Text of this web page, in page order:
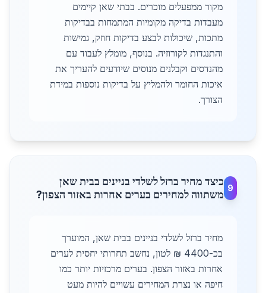
מקור ממפעלים מוכרים. בבתי שאן קיימים
מעבדות בדיקה מקומיות המתמחות בבדיקות
מתכות, שיכולות לבצע בדיקות חוזק, גמישות
והתנגדות לקורוזיה. בנוסף, מומלץ לעבוד עם
מהנדסים וקבלנים מנוסים שיודעים להעריך את
איכות החומר ולהמליץ על בדיקות נוספות במידת
הצורך.
9
כיצד מחיר ברזל לשלדי בניינים בבית שאן
משתווה למחירים בערים אחרות באזור הצפון?
מחיר ברזל לשלדי בניינים בבית שאן, המוערך
בכ-4400 ₪ לטון, נחשב תחרותי יחסית לערים
אחרות באזור הצפון. בערים מרכזיות יותר כמו
חיפה או נצרת המחירים עשויים להיות מעט